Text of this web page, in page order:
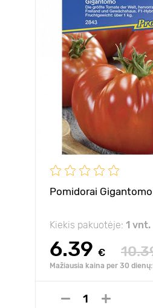
Pomidorai Gigantomo
Kiekis pakuotėje: 1 vnt.
6.39 €
Mažiausia kaina per 30